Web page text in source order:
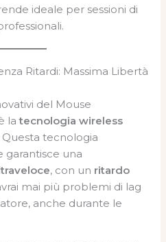
ideale per sessioni di
Ritardi: Massima Libertà
del Mouse
latecnologia wireless
Questa tecnologia
garantisce una
, con un ritardo
mai più problemi di lag
anche durante le